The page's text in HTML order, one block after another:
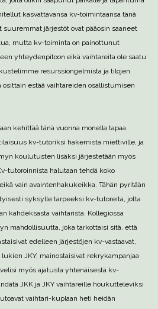
kasvattavansa kv-toimintaansa tänä
suuremmat järjestöt ovat pääosin saaneet
mutta kv-toiminta on painottunut
yhteydenpitoon eikä vaihtareita ole saatu
resurssiongelmista ja tilojen
estää vaihtareiden osallistumisen
kehittää tänä vuonna monella tapaa.
kv-tutoriksi hakemista miettiville, ja
koulutusten lisäksi järjestetään myös
tutoroinnista halutaan tehdä koko
vain avaintenhakukeikka. Tähän pyritään
syksylle tarpeeksi kv-tutoreita, jotta
kahdeksasta vaihtarista. Kollegiossa
mahdollisuutta, joka tarkottaisi sitä, että
edelleen järjestöjen kv-vastaavat,
JKY, mainostaisivat rekrykampanjaa
myös ajatusta yhtenäisestä kv-
JKK ja JKY vaihtareille houkutteleviksi
vaihtari-kuplaan heti heidän